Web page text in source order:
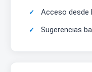
Acceso
Sugerencias